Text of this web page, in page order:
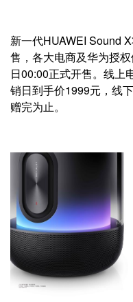
新一代HUAWEI Sound
售，各大电商及华为授
日00:00正式开售。线上
销日到手价1999元，线
赠完为止。